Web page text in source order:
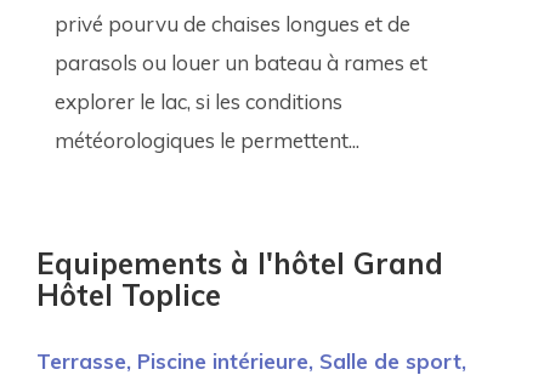
privé pourvu de chaises longues et de
parasols ou louer un bateau à rames et
explorer le lac, si les conditions
météorologiques le permettent...
Equipements à l'hôtel Grand
Hôtel Toplice
Terrasse, Piscine intérieure, Salle de sport,